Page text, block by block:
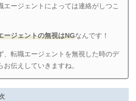
エージェントによっては連絡がしつこ
ージェントの無視はNGなんです！
、転職エージェントを無視した時のデ
お伝えしていきますね。